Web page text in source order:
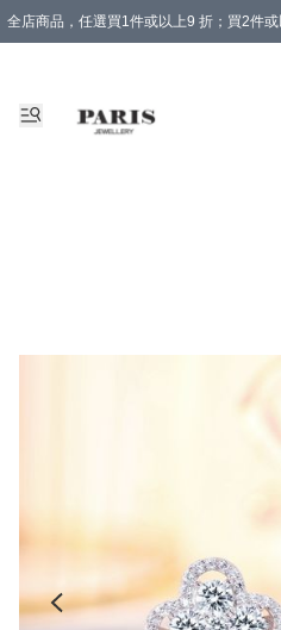
全店商品，任選買1件或以上9 折；買2件